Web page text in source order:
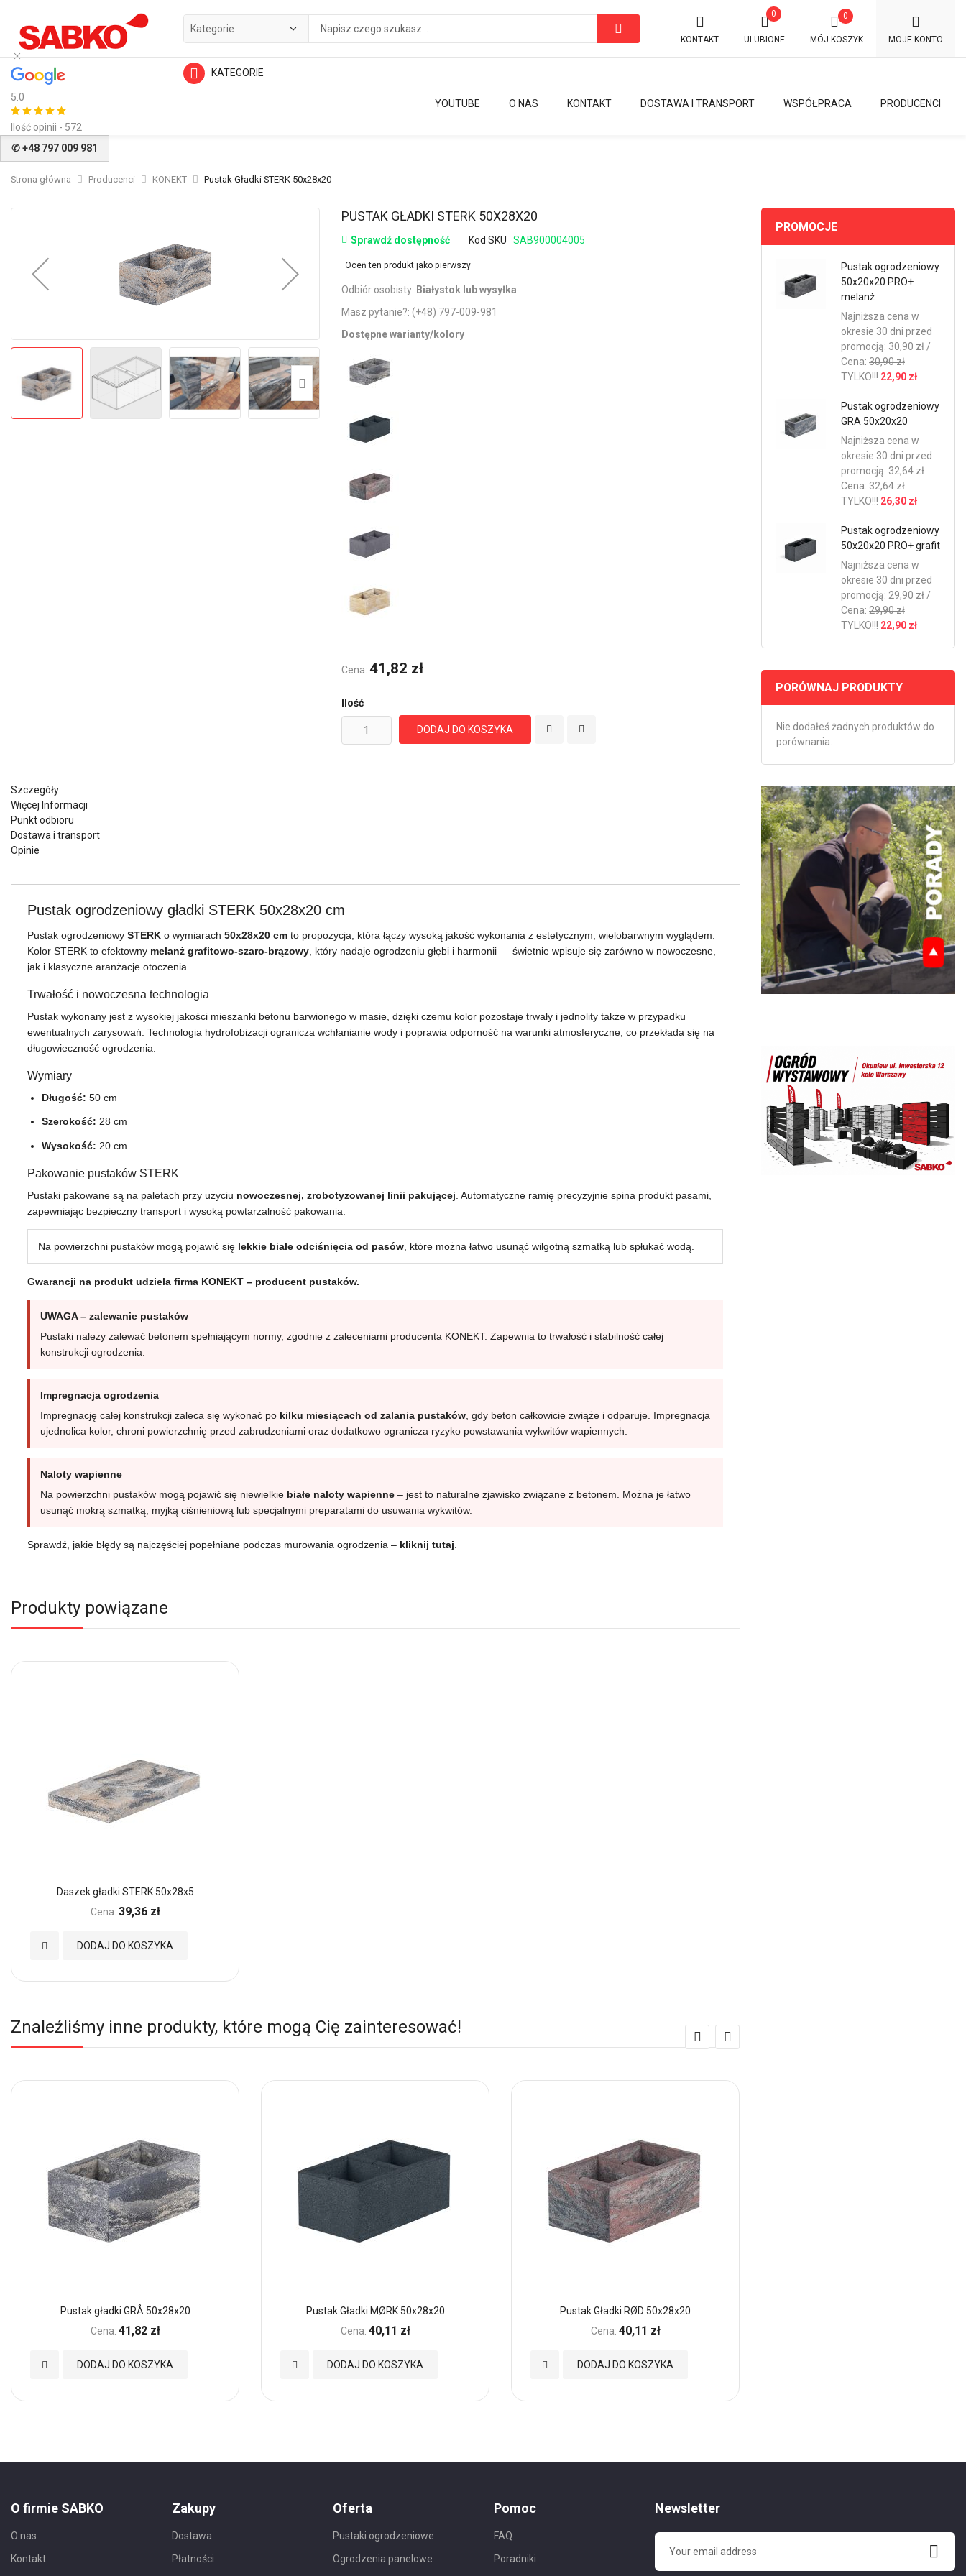
5.0
Ilość opinii - 572
KONTAKT
0
ULUBIONE MÓJ KOSZYK
0
MOJE KONTO
KATEGORIE
PRODUCENCI
WSPÓŁPRACA
DOSTAWA I TRANSPORT
KONTAKT
O NAS
YOUTUBE
✆ +48 797 009 981
Strona główna Producenci KONEKT Pustak Gładki STERK 50x28x20
Przejdź
początek
PUSTAK GŁADKI STERK 50X28X20
Sprawdź dostępność Kod SKU SAB900004005
Oceń ten produkt jako pierwszy
Odbiór osobisty: Białystok lub wysyłka
Masz pytanie?: (+48) 797-009-981
Dostępne warianty/kolory
Cena: 41,82 zł
Ilość
DODAJ DO KOSZYKA
Szczegóły
Więcej Informacji
Punkt odbioru
Dostawa i transport
Opinie
Pustak ogrodzeniowy gładki STERK 50x28x20 cm
Pustak ogrodzeniowy STERK o wymiarach 50x28x20 cm to propozycja, która łączy wysoką jakość wykonania z estetycznym, wielobarwnym wyglądem.
Kolor STERK to efektowny melanż grafitowo‑szaro‑brązowy , który nadaje ogrodzeniu głębi i harmonii — świetnie wpisuje się zarówno w nowoczesne,
jak i klasyczne aranżacje otoczenia.
Trwałość i nowoczesna technologia
Pustak wykonany jest z wysokiej jakości mieszanki betonu barwionego w masie, dzięki czemu kolor pozostaje trwały i jednolity także w przypadku
ewentualnych zarysowań. Technologia hydrofobizacji ogranicza wchłanianie wody i poprawia odporność na warunki atmosferyczne, co przekłada się na
długowieczność ogrodzenia.
Wymiary
Długość: 50 cm
Szerokość: 28 cm
Wysokość: 20 cm
Pakowanie pustaków STERK
Pustaki pakowane są na paletach przy użyciu nowoczesnej, zrobotyzowanej linii pakującej . Automatyczne ramię precyzyjnie spina produkt pasami,
zapewniając bezpieczny transport i wysoką powtarzalność pakowania.
Na powierzchni pustaków mogą pojawić się lekkie białe odciśnięcia od pasów , które można łatwo usunąć wilgotną szmatką lub spłukać wodą.
Gwarancji na produkt udziela firma KONEKT – producent pustaków.
UWAGA – zalewanie pustaków
Pustaki należy zalewać betonem spełniającym normy, zgodnie z zaleceniami producenta KONEKT. Zapewnia to trwałość i stabilność całej
konstrukcji ogrodzenia.
Impregnacja ogrodzenia
Impregnację całej konstrukcji zaleca się wykonać po kilku miesiącach od zalania pustaków , gdy beton całkowicie zwiąże i odparuje. Impregnacja
ujednolica kolor, chroni powierzchnię przed zabrudzeniami oraz dodatkowo ogranicza ryzyko powstawania wykwitów wapiennych.
Naloty wapienne
Na powierzchni pustaków mogą pojawić się niewielkie białe naloty wapienne – jest to naturalne zjawisko związane z betonem. Można je łatwo
usunąć mokrą szmatką, myjką ciśnieniową lub specjalnymi preparatami do usuwania wykwitów.
Sprawdź, jakie błędy są najczęściej popełniane podczas murowania ogrodzenia – kliknij tutaj
Produkty powiązane
Daszek gładki STERK 50x28x5
Cena: 39,36 zł
DODAJ DO KOSZYKA
Dodaj
Znaleźliśmy inne produkty, które mogą Cię zainteresować!
Pustak gładki GRÅ 50x28x20
Cena: 41,82 zł
DODAJ DO KOSZYKA
Dodaj
Pustak Gładki MØRK 50x28x20
Cena: 40,11 zł
DODAJ DO KOSZYKA
Dodaj
Pustak Gładki RØD 50x28x20
Cena: 40,11 zł
DODAJ DO KOSZYKA
Dodaj
PROMOCJE
Pustak ogrodzeniowy
50x20x20 PRO+
melanż
Najniższa cena w
okresie 30 dni przed
promocją: 30,90 zł /
Cena: 30,90 zł
TYLKO!!! 22,90 zł
Pustak ogrodzeniowy
GRA 50x20x20
Najniższa cena w
okresie 30 dni przed
promocją: 32,64 zł
Cena: 32,64 zł
TYLKO!!! 26,30 zł
Pustak ogrodzeniowy
50x20x20 PRO+ grafit
Najniższa cena w
okresie 30 dni przed
promocją: 29,90 zł /
Cena: 29,90 zł
TYLKO!!! 22,90 zł
PORÓWNAJ PRODUKTY
Nie dodałeś żadnych produktów do
porównania.
O firmie SABKO
O nas
Kontakt
Zakupy
Dostawa
Płatności
Oferta
Pustaki ogrodzeniowe
Ogrodzenia panelowe
Pomoc
FAQ
Poradniki
Newsletter